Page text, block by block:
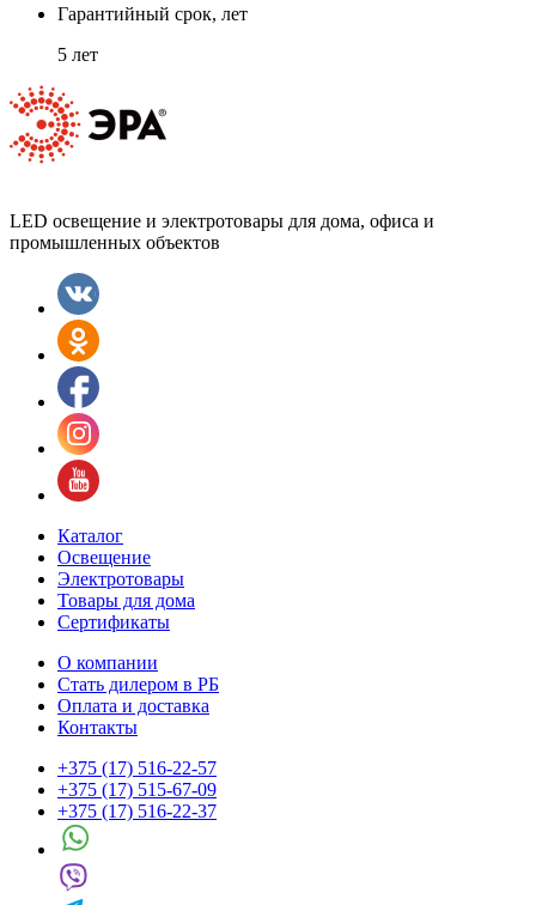
Гарантийный срок, лет
5 лет
LED освещение и электротовары для дома, офиса и
промышленных объектов
Каталог
Освещение
Электротовары
Товары для дома
Сертификаты
О компании
Стать дилером в РБ
Оплата и доставка
Контакты
+375 (17) 516-22-57
+375 (17) 515-67-09
+375 (17) 516-22-37